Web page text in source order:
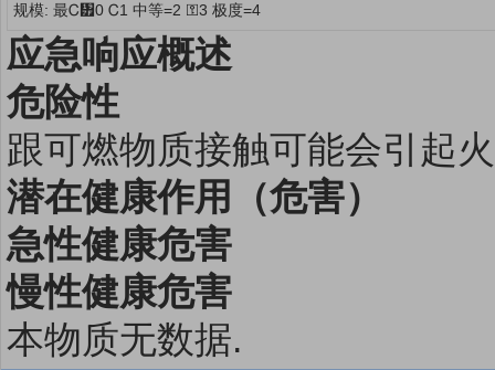
规模: 最Ꮯ᥿0 Ꮯ1 中等=2 ⚿3 极度=4
应急响应概述
危险性
跟可燃物质接触可能会引起
潜在健康作用（危害）
急性健康危害
慢性健康危害
本物质无数据.